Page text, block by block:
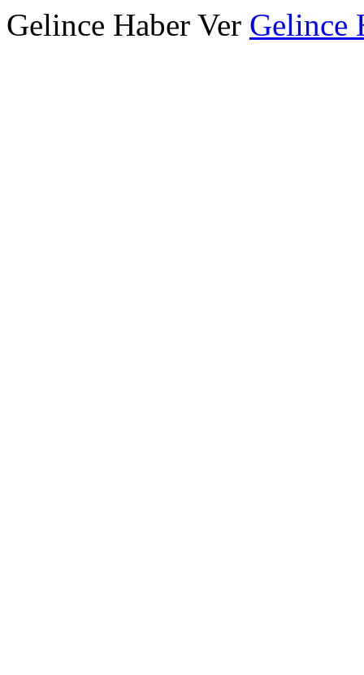
Gelince Haber Ver Gelince